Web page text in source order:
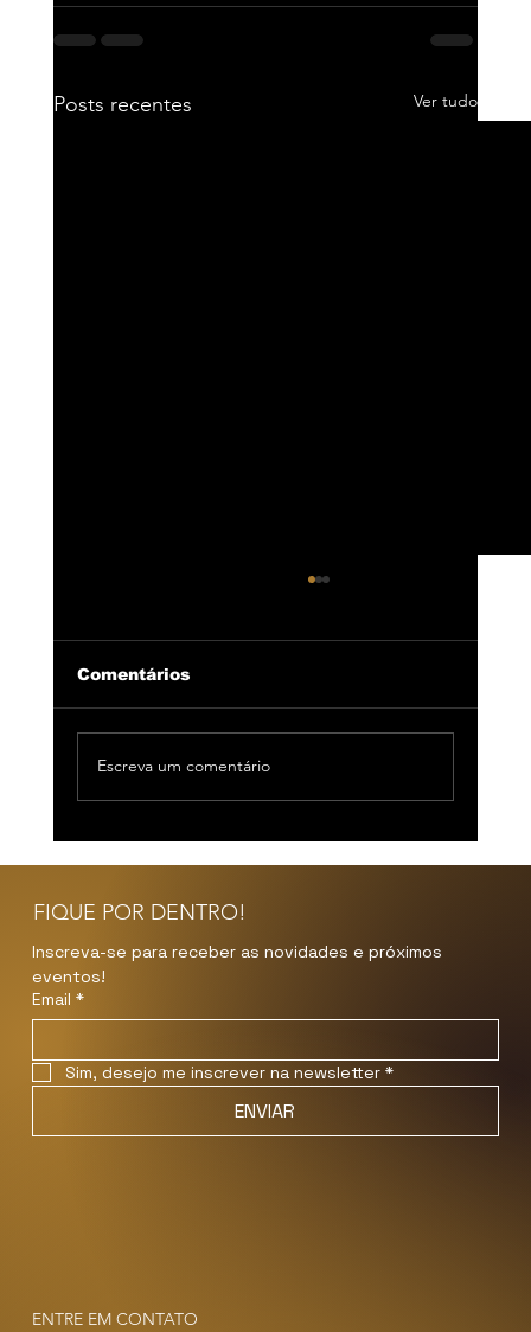
Posts recentes Ver tudo
Comentários
Escreva um comentário
FIQUE POR DENTRO!
Inscreva-se para receber as novidades e próximos
eventos!
Email *
Sim, desejo me inscrever na newsletter *
ENVIAR
ENTRE EM CONTATO